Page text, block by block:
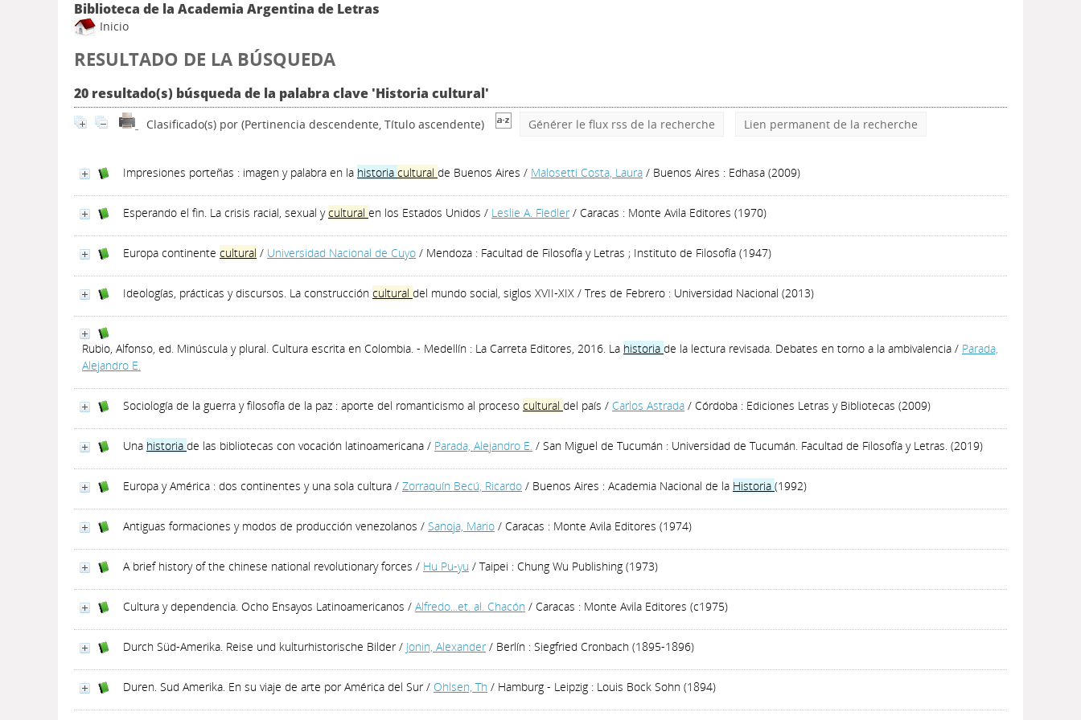
Biblioteca de la Academia Argentina de Letras
Inicio
RESULTADO DE LA BÚSQUEDA
20 resultado(s) búsqueda de la palabra clave 'Historia cultural'
Clasificado(s) por (Pertinencia descendente, Título ascendente) Générer le flux rss de la recherche Lien permanent de la recherche
Impresiones porteñas : imagen y palabra en la historia cultural de Buenos Aires / Malosetti Costa, Laura / Buenos Aires : Edhasa (2009)
Esperando el fin. La crisis racial, sexual ycultural en los Estados Unidos / Leslie A. Fiedler / Caracas : Monte Avila Editores (1970)
Europa continente cultural / Universidad Nacional de Cuyo / Mendoza : Facultad de Filosofía y Letras ; Instituto de Filosofía (1947)
Ideologías, prácticas y discursos. La construcción cultural del mundo social, siglos XVII-XIX / Tres de Febrero : Universidad Nacional (2013)
Rubio, Alfonso, ed. Minúscula y plural. Cultura escrita en Colombia. - Medellín : La Carreta Editores, 2016. La historia de la lectura revisada. Debates en torno a la ambivalencia / Parada,
Alejandro E.
Sociología de la guerra y filosofía de la paz : aporte del romanticismo al proceso cultural del país / Carlos Astrada / Córdoba : Ediciones Letras y Bibliotecas (2009)
Una historia de las bibliotecas con vocación latinoamericana / Parada, Alejandro E. / San Miguel de Tucumán : Universidad de Tucumán. Facultad de Filosofía y Letras. (2019)
Europa y América : dos continentes y una sola cultura / Zorraquín Becú, Ricardo / Buenos Aires : Academia Nacional de la Historia (1992)
Antiguas formaciones y modos de producción venezolanos / Sanoja, Mario / Caracas : Monte Avila Editores (1974)
A brief history of the chinese national revolutionary forces / Hu Pu-yu / Taipei : Chung Wu Publishing (1973)
Cultura y dependencia. Ocho Ensayos Latinoamericanos / Alfredo...et. al. Chacón / Caracas : Monte Avila Editores (c1975)
Durch Süd-Amerika. Reise und kulturhistorische Bilder/ Jonin, Alexander / Berlín : Siegfried Cronbach (1895-1896)
Duren. Sud Amerika. En su viaje de arte por América del Sur/ Ohlsen, Th / Hamburg - Leipzig : Louis Bock Sohn (1894)